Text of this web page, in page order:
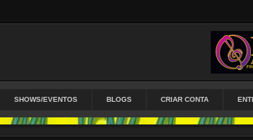
SHOWS/EVENTOS BLOGS CRIAR CONTA